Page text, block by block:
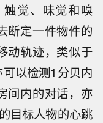
觉、味觉和嗅
断定一件物件的
动轨迹，类似于
以检测1分贝内
间内的对话，亦
目标人物的心跳